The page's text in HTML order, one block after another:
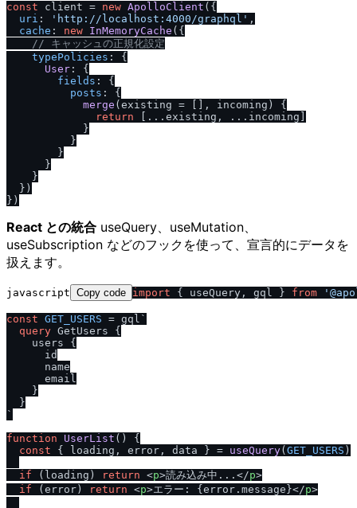
const client = new ApolloClient ({
uri : 'http: // localhost:4000/graphql' ,
cache : new InMemoryCache ({
// キャッシュの正規化設定
typePolicies : {
User : {
fields : {
posts : {
merge ( existing = [], incoming ) {
return [...existing, ...incoming]
            }
          }
        }
      }
    }
  })
React との統合 useQuery、useMutation、
useSubscription などのフックを使って、宣言的にデータを
扱えます。
javascript Copy code import { useQuery, gql } from
const GET_USERS = gql`
query GetUsers {
    users
{
      id
      name
      email
}
}
`
function
UserList ( ) {
const { loading, error, data } = useQuery( GET_USERS )
if (loading) return <p>読み込み中... </p>
if (error) return <p>エラー: {error.message}</p>